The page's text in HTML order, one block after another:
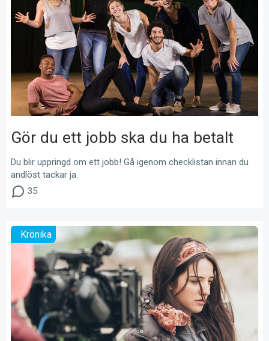
Gör du ett jobb ska du ha betalt
Du blir uppringd om ett jobb! Gå igenom checklistan innan du
andlöst tackar ja.
35
Krönika